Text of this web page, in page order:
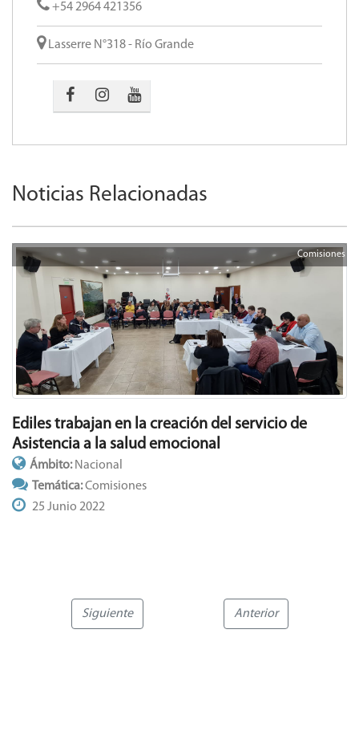
+54 2964 421356
Lasserre N°318 - Río Grande
Noticias Relacionadas
Comisiones
Ediles trabajan en la creación del servicio de
Asistencia a la salud emocional
Ámbito: Nacional
Temática:Comisiones
25 Junio 2022
Siguiente Anterior